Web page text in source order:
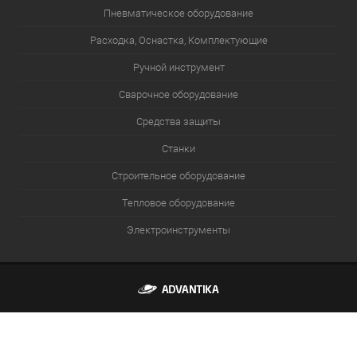
Пневматическое оборудование
Расходка, Оснастка, Комплектующие
Ручной инструмент
Сварочное оборудование
Средства защиты
Станки
Строительное оборудование
Тепловое оборудование
Электроинструменты